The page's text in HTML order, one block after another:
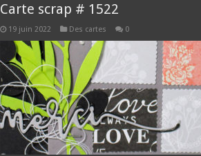
Carte scrap # 1522
19 juin 2022 Des cartes 0